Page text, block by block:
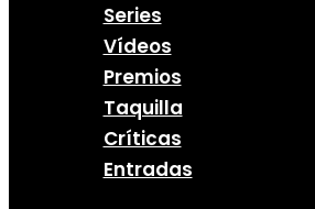
Series
Vídeos
Premios
Taquilla
Críticas
Entradas